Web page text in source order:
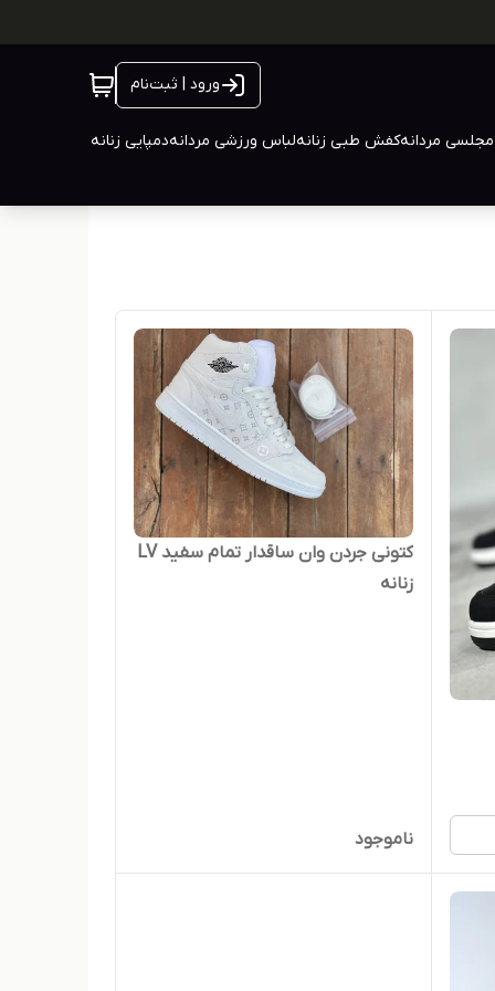
ورود | ثبت‌نام
مردانهکفش طبی زنانهلباس ورزشی مردانهدمپایی زنانه
کتونی جردن وان ساقدار تمام سفید LV
زنانه
ناموجود